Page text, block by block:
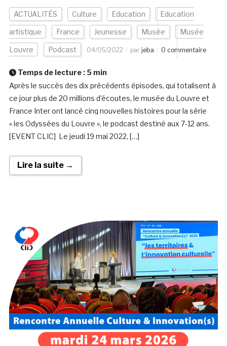
ACTUALITÉS Culture Education Education
artistique France Jeunesse Musée Musée
Louvre Podcast 04/05/2022 par jeba 0 commentaire
Temps de lecture : 5 min
Après le succès des dix précédents épisodes, qui totalisent à
ce jour plus de 20 millions d’écoutes, le musée du Louvre et
France Inter ont lancé cinq nouvelles histoires pour la série
« les Odyssées du Louvre », le podcast destiné aux 7-12 ans.
[EVENT CLIC] Le jeudi 19 mai 2022, […]
Lire la suite →